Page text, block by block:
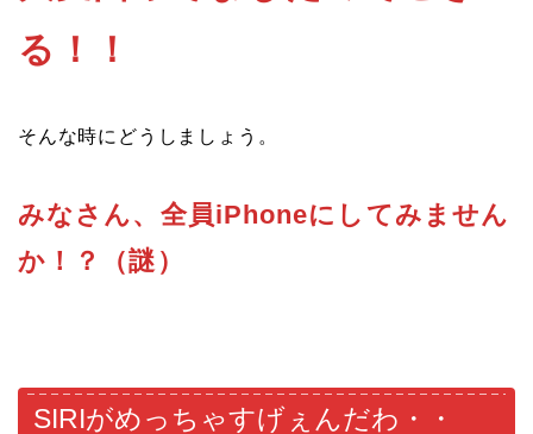
る！！
そんな時にどうしましょう。
みなさん、全員iPhoneにしてみません
か！？（謎）
SIRIがめっちゃすげぇんだわ・・